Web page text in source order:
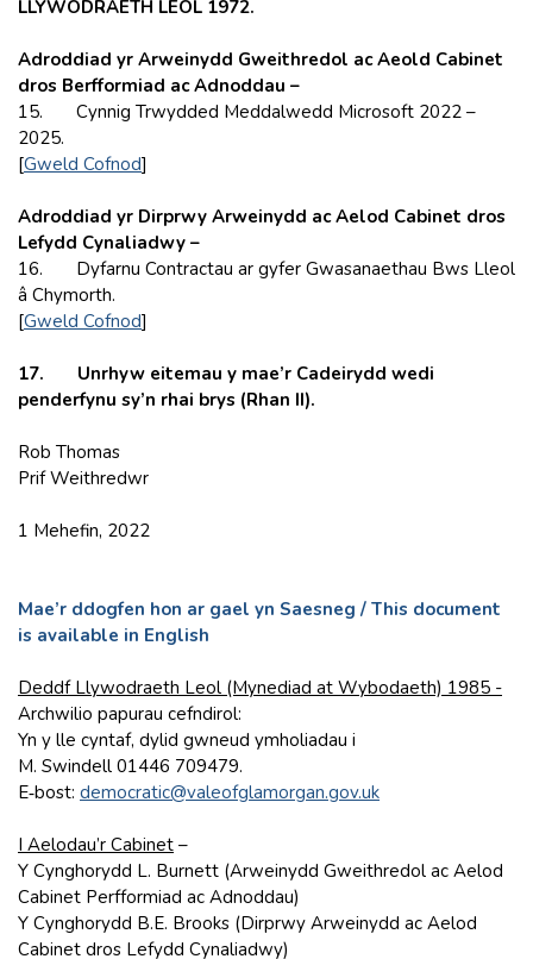
LLYWODRAETH LEOL 1972.
Adroddiad yr Arweinydd Gweithredol ac Aeold Cabinet
dros Berfformiad ac Adnoddau –
15. Cynnig Trwydded Meddalwedd Microsoft 2022 –
2025.
[Gweld Cofnod]
Adroddiad yr Dirprwy Arweinydd ac Aelod Cabinet dros
Lefydd Cynaliadwy –
16. Dyfarnu Contractau ar gyfer Gwasanaethau Bws Lleol
â Chymorth.
[Gweld Cofnod]
17. Unrhyw eitemau y mae’r Cadeirydd wedi
penderfynu sy’n rhai brys (Rhan II).
Rob Thomas
Prif Weithredwr
1 Mehefin, 2022
Mae’r ddogfen hon ar gael yn Saesneg / This document
is available in English
Deddf Llywodraeth Leol (Mynediad at Wybodaeth) 1985 -
Archwilio papurau cefndirol:
Yn y lle cyntaf, dylid gwneud ymholiadau i
M. Swindell 01446 709479.
E‑bost: democratic@valeofglamorgan.gov.uk
I Aelodau’r Cabinet –
Y Cynghorydd L. Burnett (Arweinydd Gweithredol ac Aelod
Cabinet Perfformiad ac Adnoddau)
Y Cynghorydd B.E. Brooks (Dirprwy Arweinydd ac Aelod
Cabinet dros Lefydd Cynaliadwy)